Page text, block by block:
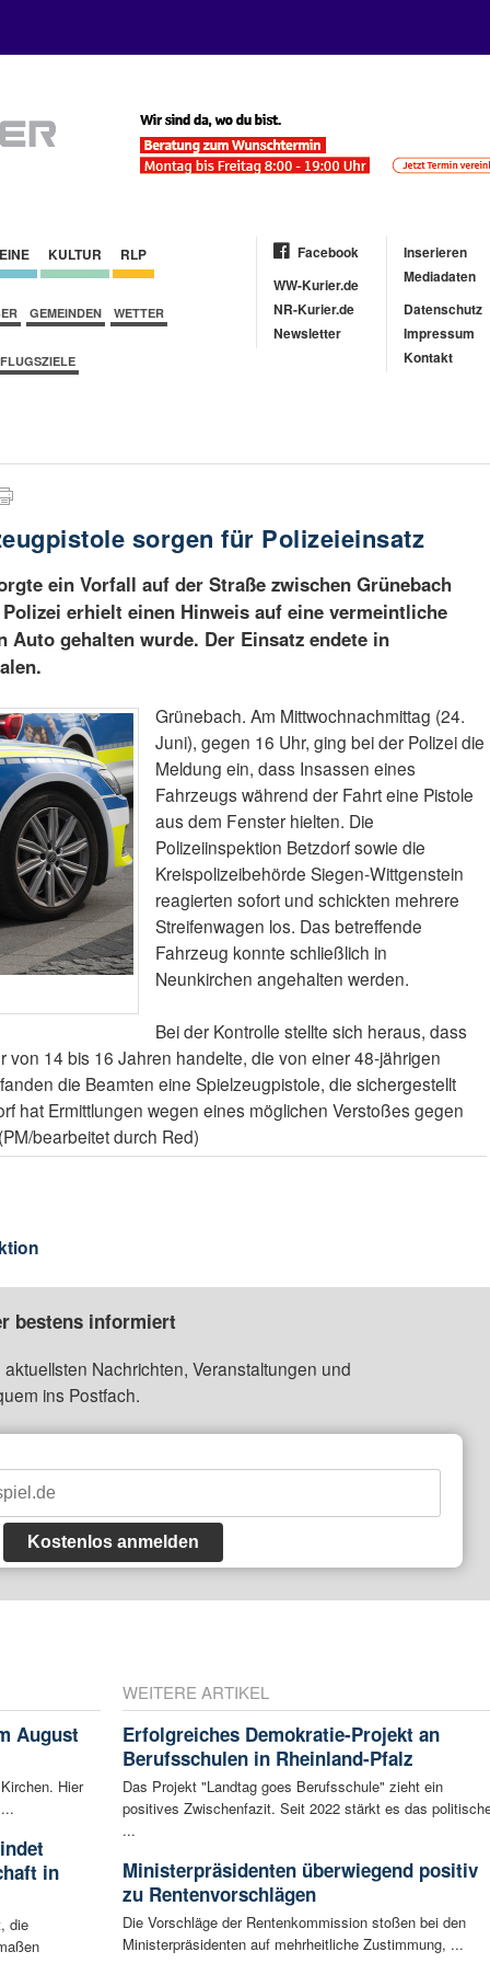
KULTUR RLP
GEMEINDEN WETTER
Facebook
WW-Kurier.de
NR-Kurier.de
Newsletter
Inserieren
Mediadaten
Datenschutz
Impressum
Kontakt
sorgen für Polizeieinsatz
ein Vorfall auf der Straße zwischen Grünebach
erhielt einen Hinweis auf eine vermeintliche
Auto gehalten wurde. Der Einsatz endete in
Grünebach. Am Mittwochnachmittag (24.
Juni), gegen 16 Uhr, ging bei der Polizei die
Meldung ein, dass Insassen eines
Fahrzeugs während der Fahrt eine Pistole
aus dem Fenster hielten. Die
Polizeiinspektion Betzdorf sowie die
Kreispolizeibehörde Siegen-Wittgenstein
reagierten sofort und schickten mehrere
Streifenwagen los. Das betreffende
Fahrzeug konnte schließlich in
Neunkirchen angehalten werden.
Bei der Kontrolle stellte sich heraus, dass
von 14 bis 16 Jahren handelte, die von einer 48-jährigen
die Beamten eine Spielzeugpistole, die sichergestellt
hat Ermittlungen wegen eines möglichen Verstoßes gegen
bearbeitet durch Red)
bestens informiert
Nachrichten, Veranstaltungen und
ins Postfach.
Kostenlos anmelden
August
Hier
in
die
WEITERE ARTIKEL
Erfolgreiches Demokratie-Projekt an
Berufsschulen in Rheinland-Pfalz
Das Projekt "Landtag goes Berufsschule" zieht ein
positives Zwischenfazit. Seit 2022 stärkt es das
...
Ministerpräsidenten überwiegend positiv
zu Rentenvorschlägen
Die Vorschläge der Rentenkommission stoßen bei den
Ministerpräsidenten auf mehrheitliche Zustimmung, ...